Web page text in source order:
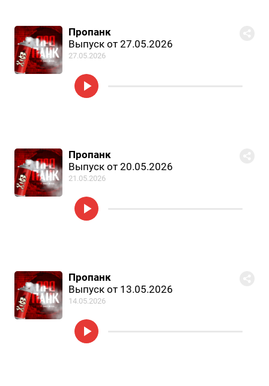
Пропанк
Выпуск от 27.05.2026
27.05.2026
Пропанк
Выпуск от 20.05.2026
21.05.2026
Пропанк
Выпуск от 13.05.2026
14.05.2026